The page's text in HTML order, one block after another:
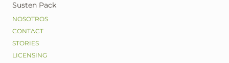
Susten Pack
NOSOTROS
CONTACT
STORIES
LICENSING